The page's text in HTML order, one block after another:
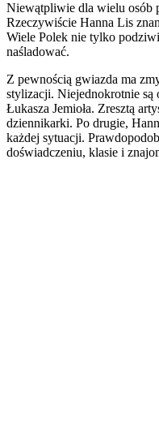
Niewątpliwie dla wielu osób
Rzeczywiście Hanna Lis
Wiele Polek nie tylko
naśladować.
Z pewnością gwiazda ma
stylizacji. Niejednokrotnie są
Łukasza Jemioła. Zresztą
dziennikarki. Po drugie,
każdej sytuacji.
doświadczeniu, klasie i